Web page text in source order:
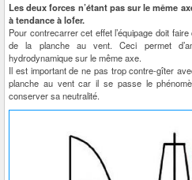
Les deux forces n’étant pas sur le même
à tendance à lofer.
Pour contrecarrer cet effet l’équipage doit
de la planche au vent. Ceci permet
hydrodynamique sur le même axe.
Il est important de ne pas trop contre-gîter
planche au vent car il se passe le
conserver sa neutralité.